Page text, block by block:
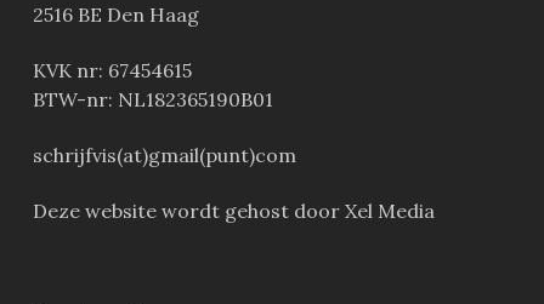
2516 BE Den Haag
KVK nr: 67454615
BTW-nr: NL182365190B01
schrijfvis(at)gmail(punt)com
Deze website wordt gehost door Xel Media